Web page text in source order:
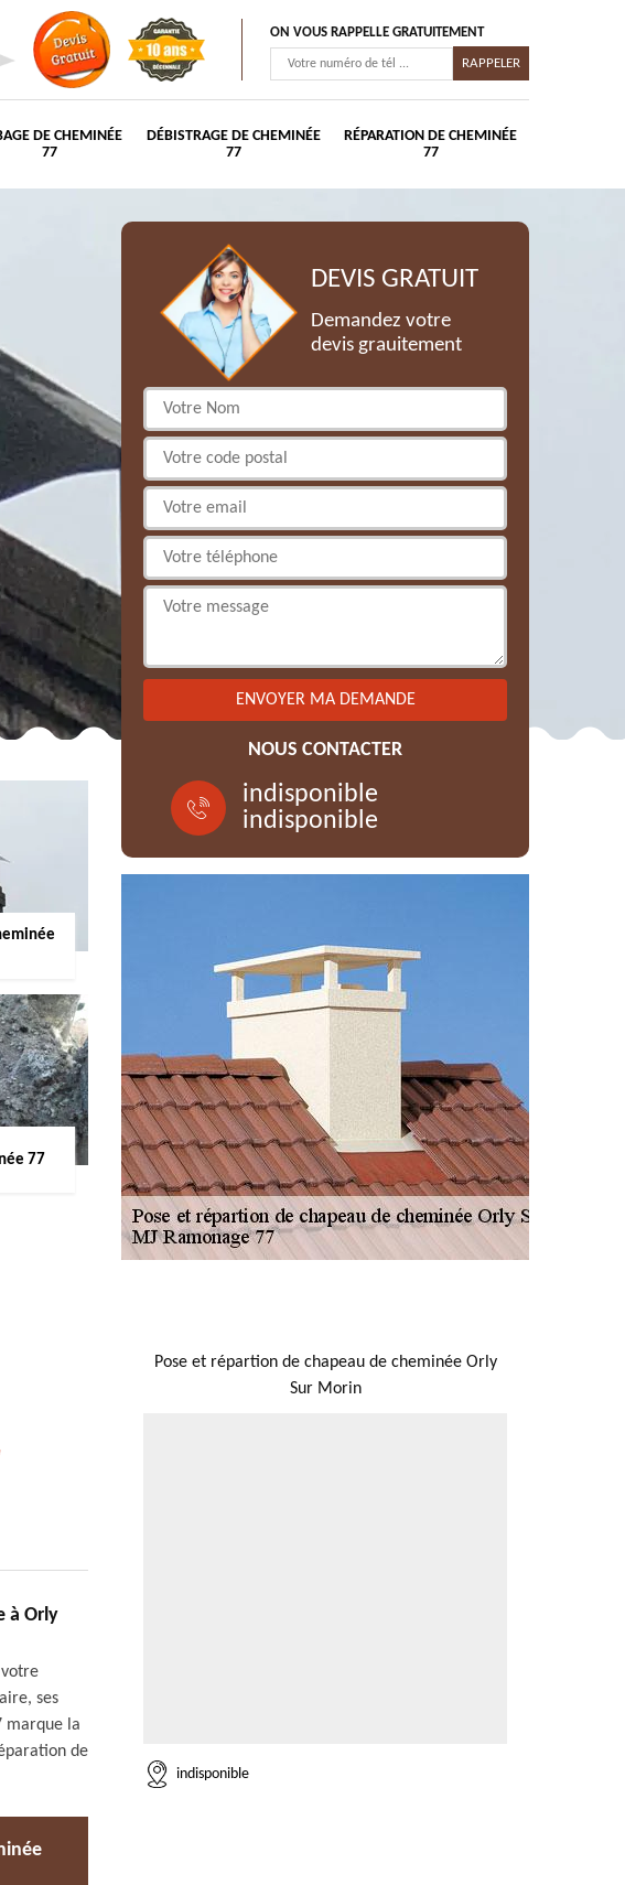
ON VOUS RAPPELLE GRATUITEMENT
DE CHEMINÉE
77
DÉBISTRAGE DE CHEMINÉE
77
RÉPARATION DE CHEMINÉE
77
77
à Orly
ses
marque la
de
DEVIS GRATUIT
Demandez votre
devis grauitement
NOUS CONTACTER
indisponible
indisponible
Pose et répartion de chapeau de cheminée Orly
Sur Morin
indisponible